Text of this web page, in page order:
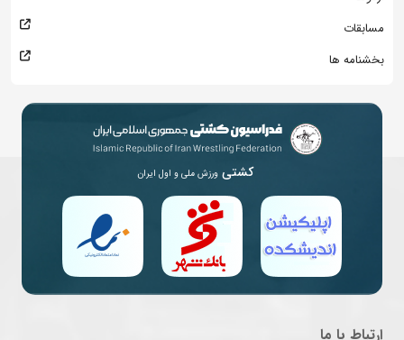
مسابقات
بخشنامه ها
کشتی ورزش ملی و اول ایران
ارتباط با ما